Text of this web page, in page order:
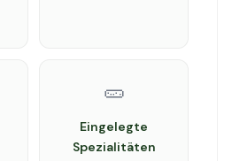
🥒
Eingelegte
Spezialitäten